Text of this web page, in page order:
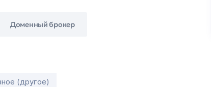
Доменный брокер
(другое)